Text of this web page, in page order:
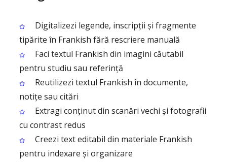
Digitalizezi legende, inscripții și fragmente
tipărite în Frankish fără rescriere manuală
Faci textul Frankish din imagini căutabil
pentru studiu sau referință
Reutilizezi textul Frankish în documente,
notițe sau citări
Extragi conținut din scanări vechi și fotografii
cu contrast redus
Creezi text editabil din materiale Frankish
pentru indexare și organizare